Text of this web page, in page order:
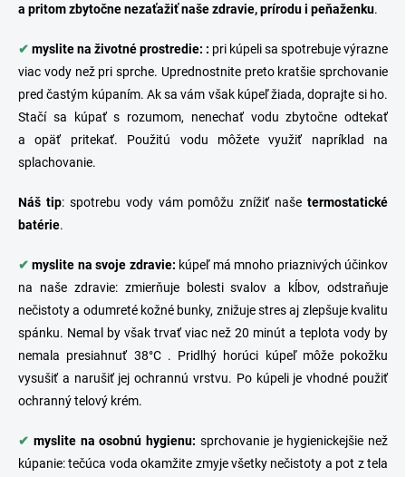
a pritom zbytočne nezaťažiť naše zdravie, prírodu i peňaženku.
✔ myslite na životné prostredie: : pri kúpeli sa spotrebuje výrazne
viac vody než pri sprche. Uprednostnite preto kratšie sprchovanie
pred častým kúpaním. Ak sa vám však kúpeľ žiada, doprajte si ho.
Stačí sa kúpať s rozumom, nenechať vodu zbytočne odtekať
a opäť pritekať. Použitú vodu môžete využiť napríklad na
splachovanie.
Náš tip: spotrebu vody vám pomôžu znížiť naše termostatické
batérie.
✔ myslite na svoje zdravie: kúpeľ má mnoho priaznivých účinkov
na naše zdravie: zmierňuje bolesti svalov a kĺbov, odstraňuje
nečistoty a odumreté kožné bunky, znižuje stres aj zlepšuje kvalitu
spánku. Nemal by však trvať viac než 20 minút a teplota vody by
nemala presiahnuť 38°C . Pridlhý horúci kúpeľ môže pokožku
vysušiť a narušiť jej ochrannú vrstvu. Po kúpeli je vhodné použiť
ochranný telový krém.
✔ myslite na osobnú hygienu: sprchovanie je hygienickejšie než
kúpanie: tečúca voda okamžite zmyje všetky nečistoty a pot z tela